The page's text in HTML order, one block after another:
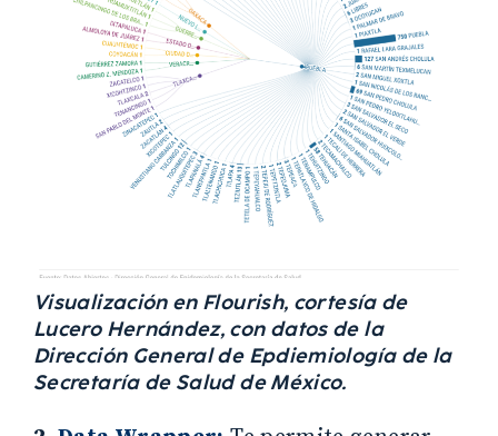
Visualización en Flourish, cortesía de
Lucero Hernández, con datos de la
Dirección General de Epdiemiología de la
Secretaría de Salud de México.